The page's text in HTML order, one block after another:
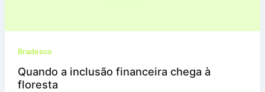
Bradesco
Quando a inclusão financeira chega à
floresta